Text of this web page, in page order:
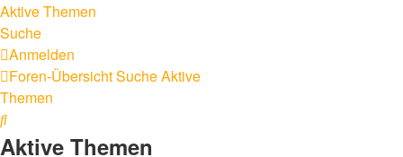
Aktive Themen
Suche
Anmelden
Foren-ÜbersichtSucheAktive
Themen
Suche
Aktive Themen